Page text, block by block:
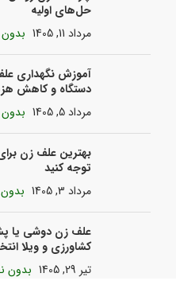
حل‌های اولیه
مرداد 11, 1405
دستگاه و کاهش
مرداد 5, 1405
بهترین علف زن
توجه کنید
مرداد 3, 1405
علف زن دوشی یا
کشاورزی و ویلا
تیر 29, 1405
بدون